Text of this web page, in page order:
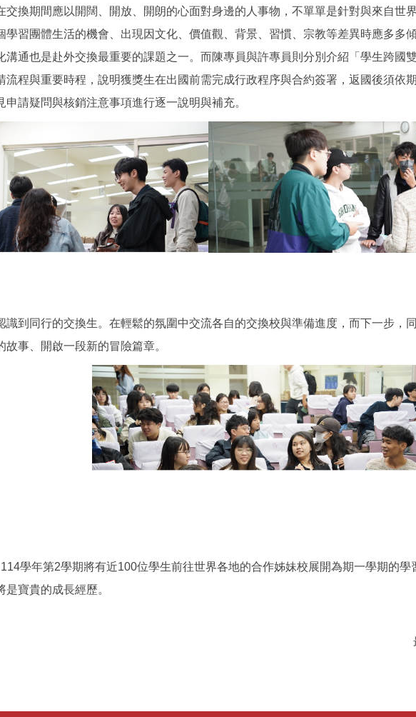
交換期間應以開闊、開放、開朗的心面對身邊的人事物，不單單是針對與來自世
學習團體生活的機會、出現因文化、價值觀、背景、習慣、宗教等差異時應多多
溝通也是赴外交換最重要的課題之一。而陳專員與許專員則分別介紹「學生跨國
流程與重要時程，說明獲獎生在出國前需完成行政程序與合約簽署，返國後須依
請疑問與核銷注意事項進行逐一說明與補充。
識到同行的交換生。在輕鬆的氛圍中交流各自的交換校與準備進度，而下一步，
事、開啟一段新的冒險篇章。
年第2學期將有近100位學生前往世界各地的合作姊妹校展開為期一學期的學
寶貴的成長經歷。